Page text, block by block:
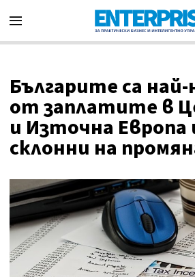
Българите са
от заплатите в
и Източна Европа
склонни на